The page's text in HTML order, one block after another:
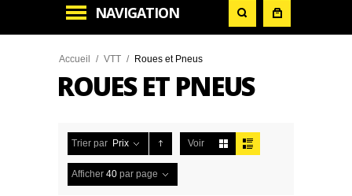
NAVIGATION
Accueil / VTT / Roues et Pneus
ROUES ET PNEUS
Trier par Prix Voir
Afficher 40 par page